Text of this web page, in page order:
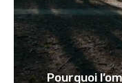
Pourquoi